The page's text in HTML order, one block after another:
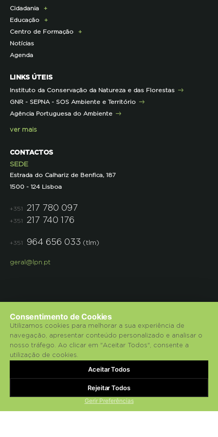
Parcerias de Apoio à LPN
Corpo Técnico
Infraestruturas
Contactos e Localização
Representações
Programa Florestas
Projetos cofinanciados pela UE
Outros Projetos
Histórico de Projetos
Centro de Documentação
Comunicado de imprensa
Clipping
Press Kit
Cidadania
Campanhas
ECOs-Locais
Dicas úteis
Iniciativas
Pareceres
Parcerias
Projetos
Semana do Jornalismo de Ambiente 2023
Educação
Área dos Professores
Recursos Pedagógicos
Literacia para a Floresta
Projetos
Centro de Formação
Formação Certificada
Formação Contínua para Professores
Outras Formações
Notícias
Agenda
LINKS ÚTEIS
Instituto da Conservação da Natureza e das Florestas
GNR - SEPNA - SOS Ambiente e Território
Agência Portuguesa do Ambiente
ver mais
CONTACTOS
SEDE
Estrada do Calhariz de Benfica, 187
1500 - 124 Lisboa
+351 217 780 097
+351 217 740 176
+351 964 656 033 (tlm)
geral@lpn.pt
© 2018 Liga para a Protecção da Natureza.
Política de Privacidade
Powered by bluesoft.pt
Consentimento de Cookies
Utilizamos cookies para melhorar a sua experiência de
navegação, apresentar conteúdo personalizado e analisar o
nosso tráfego. Ao clicar em "Aceitar Todos", consente a
utilização de cookies.
Gerir Preferências
Rejeitar Todos
Aceitar Todos